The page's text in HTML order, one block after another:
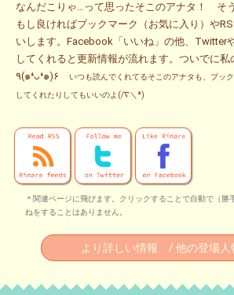
なんだこりゃ…って思ったそこのアナタ！ そ
もし良ければブックマーク（お気に入り）や
いします。Facebook「いいね」の他、Twitter
してくれると更新情報が流れます。ついでに
٩(๑❛ᴗ❛๑)۶
いつも読んでくれてるそこのアナタも、ブッ
してくれたりしてもいいのよ(/∇＼*)
＊関連ページに飛びます。クリックすることで自動で（勝
ねをすることはありません。
より詳しい情報 / 他の登場人